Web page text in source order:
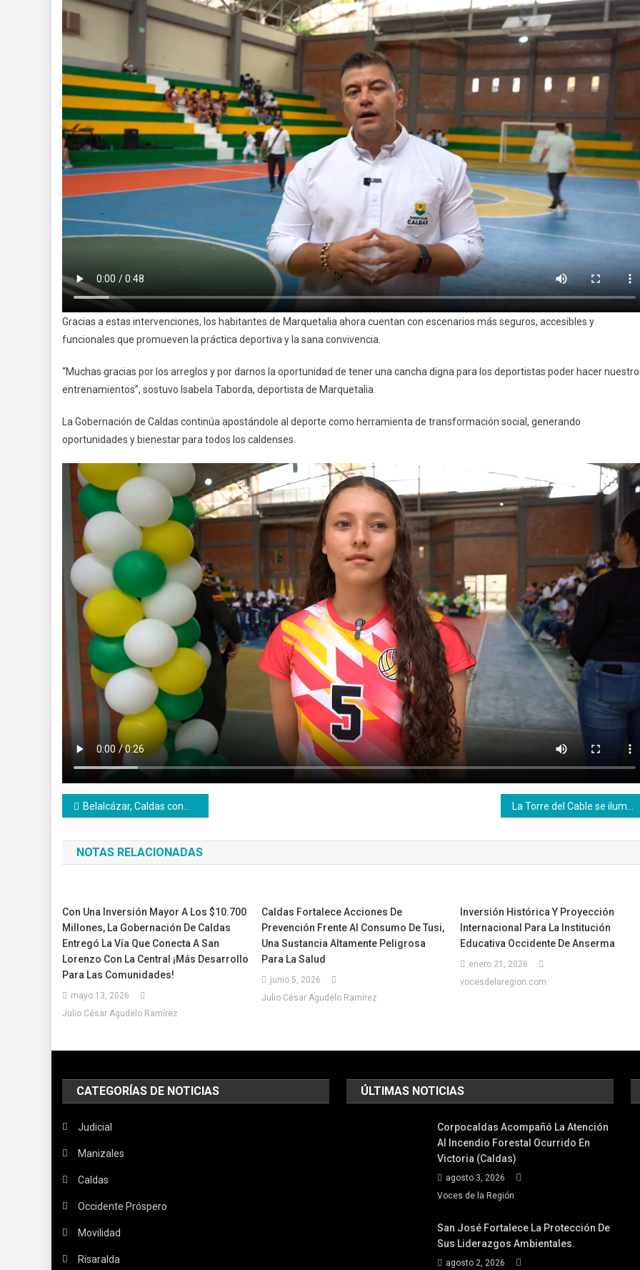
Gracias a estas intervenciones, los habitantes de Marquetalia ahora cuentan con escenarios más seguros, accesibles y
funcionales que promueven la práctica deportiva y la sana convivencia.
“Muchas gracias por los arreglos y por darnos la oportunidad de tener una cancha digna para los deportistas poder hacer
entrenamientos”, sostuvo Isabela Taborda, deportista de Marquetalia.
La Gobernación de Caldas continúa apostándole al deporte como herramienta de transformación social, generando
oportunidades y bienestar para todos los caldenses.
Navegación
de
entradas
Belalcázar, Caldas conmemoró la Semana Santa en vivo con más de 22 mil visitantes.
NOTAS RELACIONADAS
Con Una Inversión Mayor A Los $10.700
Millones, La Gobernación De Caldas
Entregó La Vía Que Conecta A San
Lorenzo Con La Central ¡Más Desarrollo
Para Las Comunidades!
mayo 13, 2026
Julio César Agudelo Ramírez
Caldas Fortalece Acciones De
Prevención Frente Al Consumo De Tusi,
Una Sustancia Altamente Peligrosa
Para La Salud
junio 5, 2026
Julio César Agudelo Ramírez
Inversión Histórica Y Proyección
Internacional Para La Institución
Educativa Occidente De Anserma
enero 21, 2026
vocesdelaregion.com
CATEGORÍAS DE NOTICIAS
Judicial
Manizales
Caldas
Occidente Próspero
Movilidad
Risaralda
ÚLTIMAS NOTICIAS
Corpocaldas Acompañó La Atención
Al Incendio Forestal Ocurrido En
Victoria (Caldas)
agosto 3, 2026
Voces de la Región
San José Fortalece La Protección De
Sus Liderazgos Ambientales.
agosto 2, 2026